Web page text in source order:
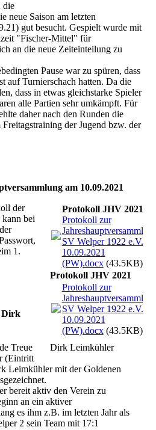
die
neue Saison am letzten
gut besucht. Gespielt wurde mit
"Fischer-Mittel" für
an die neue Zeiteinteilung zu
Pause war zu spüren, dass
auf Turnierschach hatten. Da die
dass in etwas gleichstarke Spieler
alle Partien sehr umkämpft. Für
daher nach den Runden die
der Jugend bzw. der
am 10.09.2021
Protokoll JHV 2021
Protokoll zur
SV Welper 1922 e.V.
10.09.2021
(PW).docx(43.5KB)
Protokoll JHV 2021
Protokoll zur
SV Welper 1922 e.V.
10.09.2021
(PW).docx(43.5KB)
der
kann bei
1.
Dirk
Dirk Leimkühler
Treue
(Eintritt
Leimkühler mit der Goldenen
bereit aktiv den Verein zu
an ein aktiver
es ihm z.B. im letzten Jahr als
2 sein Team mit 17:1